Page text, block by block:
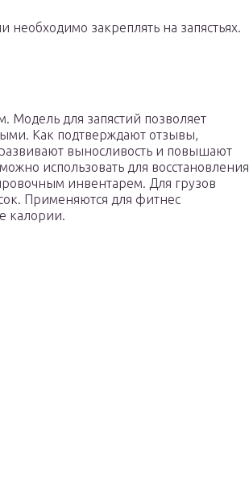
закреплять на запястьях.
Модель для запястий позволяет
Как подтверждают отзывы,
выносливость и повышают
использовать для восстановления
инвентарем. Для грузов
Применяются для фитнес
калории.